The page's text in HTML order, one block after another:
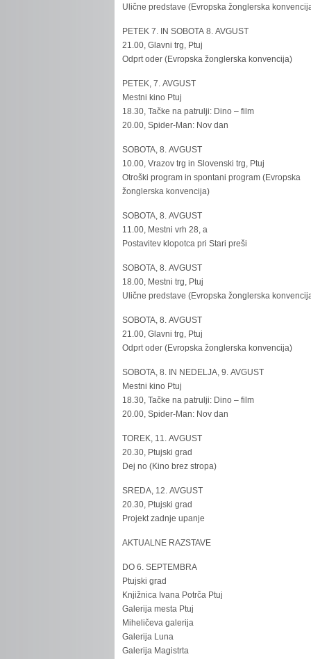
Ulične predstave (Evropska žonglerska
PETEK 7. IN SOBOTA 8. AVGUST
21.00, Glavni trg, Ptuj
Odprt oder (Evropska žonglerska konvencija)
PETEK, 7. AVGUST
Mestni kino Ptuj
18.30, Tačke na patrulji: Dino – film
20.00, Spider-Man: Nov dan
SOBOTA, 8. AVGUST
10.00, Vrazov trg in Slovenski trg, Ptuj
Otroški program in spontani program (Evropska
žonglerska konvencija)
SOBOTA, 8. AVGUST
11.00, Mestni vrh 28, a
Postavitev klopotca pri Stari preši
SOBOTA, 8. AVGUST
18.00, Mestni trg, Ptuj
Ulične predstave (Evropska žonglerska
SOBOTA, 8. AVGUST
21.00, Glavni trg, Ptuj
Odprt oder (Evropska žonglerska konvencija)
SOBOTA, 8. IN NEDELJA, 9. AVGUST
Mestni kino Ptuj
18.30, Tačke na patrulji: Dino – film
20.00, Spider-Man: Nov dan
TOREK, 11. AVGUST
20.30, Ptujski grad
Dej no (Kino brez stropa)
SREDA, 12. AVGUST
20.30, Ptujski grad
Projekt zadnje upanje
AKTUALNE RAZSTAVE
DO 6. SEPTEMBRA
Ptujski grad
Knjižnica Ivana Potrča Ptuj
Galerija mesta Ptuj
Miheličeva galerija
Galerija Luna
Galerija Magistrta